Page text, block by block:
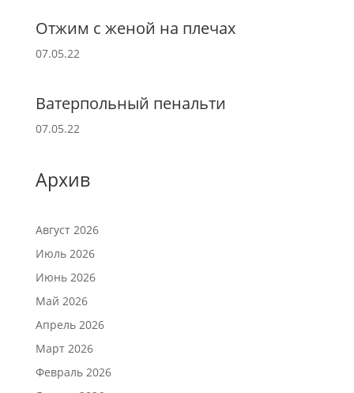
Отжим с женой на плечах
07.05.22
Ватерпольный пенальти
07.05.22
Архив
Август 2026
Июль 2026
Июнь 2026
Май 2026
Апрель 2026
Март 2026
Февраль 2026